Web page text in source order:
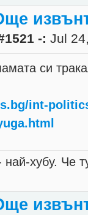
-: Jul
си
int-
най-хубу. Че